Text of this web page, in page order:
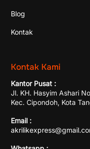
Blog
Kontak
Kontak Kami
Kantor Pusat :
Jl. KH. Hasyim Ashari
Kec. Cipondoh, Kota
Email :